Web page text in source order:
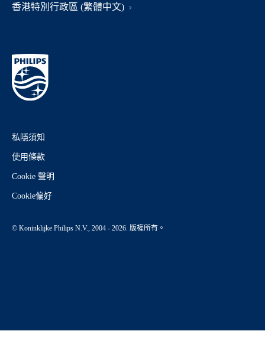
香港特別行政區 (繁體中文)
私隱須知
使用條款
Cookie 聲明
Cookie偏好
© Koninklijke Philips N.V., 2004 - 2026. 版權所有。